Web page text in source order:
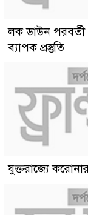
লক ডাউন পরবর্তী
ব্যাপক প্রস্তুতি
যুক্তরাজ্যে